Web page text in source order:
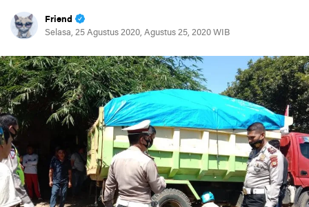
Friend
Selasa, 25 Agustus 2020, Agustus 25, 2020 WIB